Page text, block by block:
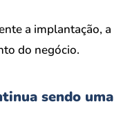
a implantação, a
do negócio.
sendo uma